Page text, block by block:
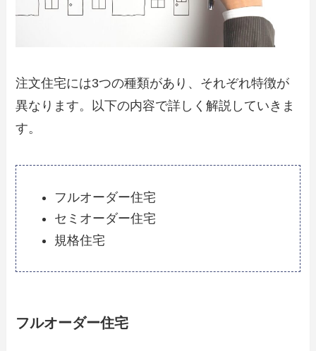
注文住宅には3つの種類があり、それぞれ特徴が
異なります。以下の内容で詳しく解説していきま
す。
フルオーダー住宅
セミオーダー住宅
規格住宅
フルオーダー住宅